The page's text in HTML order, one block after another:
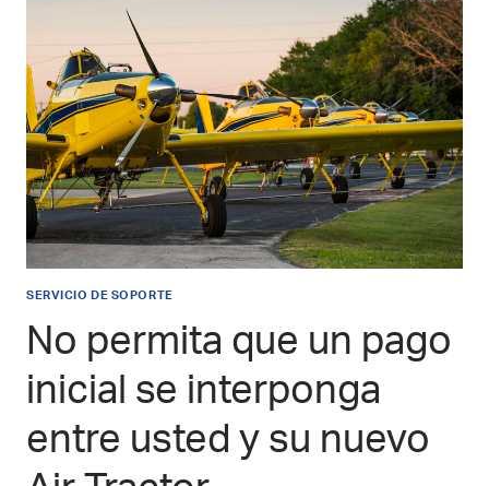
DEL
FILTRO
DE
AIRE.
SERVICIO DE SOPORTE
No permita que un pago
inicial se interponga
entre usted y su nuevo